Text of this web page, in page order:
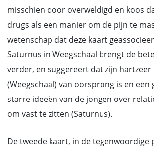
misschien door overweldigd en koos
drugs als een manier om de pijn te
wetenschap dat deze kaart
Saturnus in Weegschaal brengt de
verder, en suggereert dat zijn hartzeer
(Weegschaal) van oorsprong is en een
starre ideeën van de jongen over
om vast te zitten (Saturnus).
De tweede kaart, in de tegenwoordige